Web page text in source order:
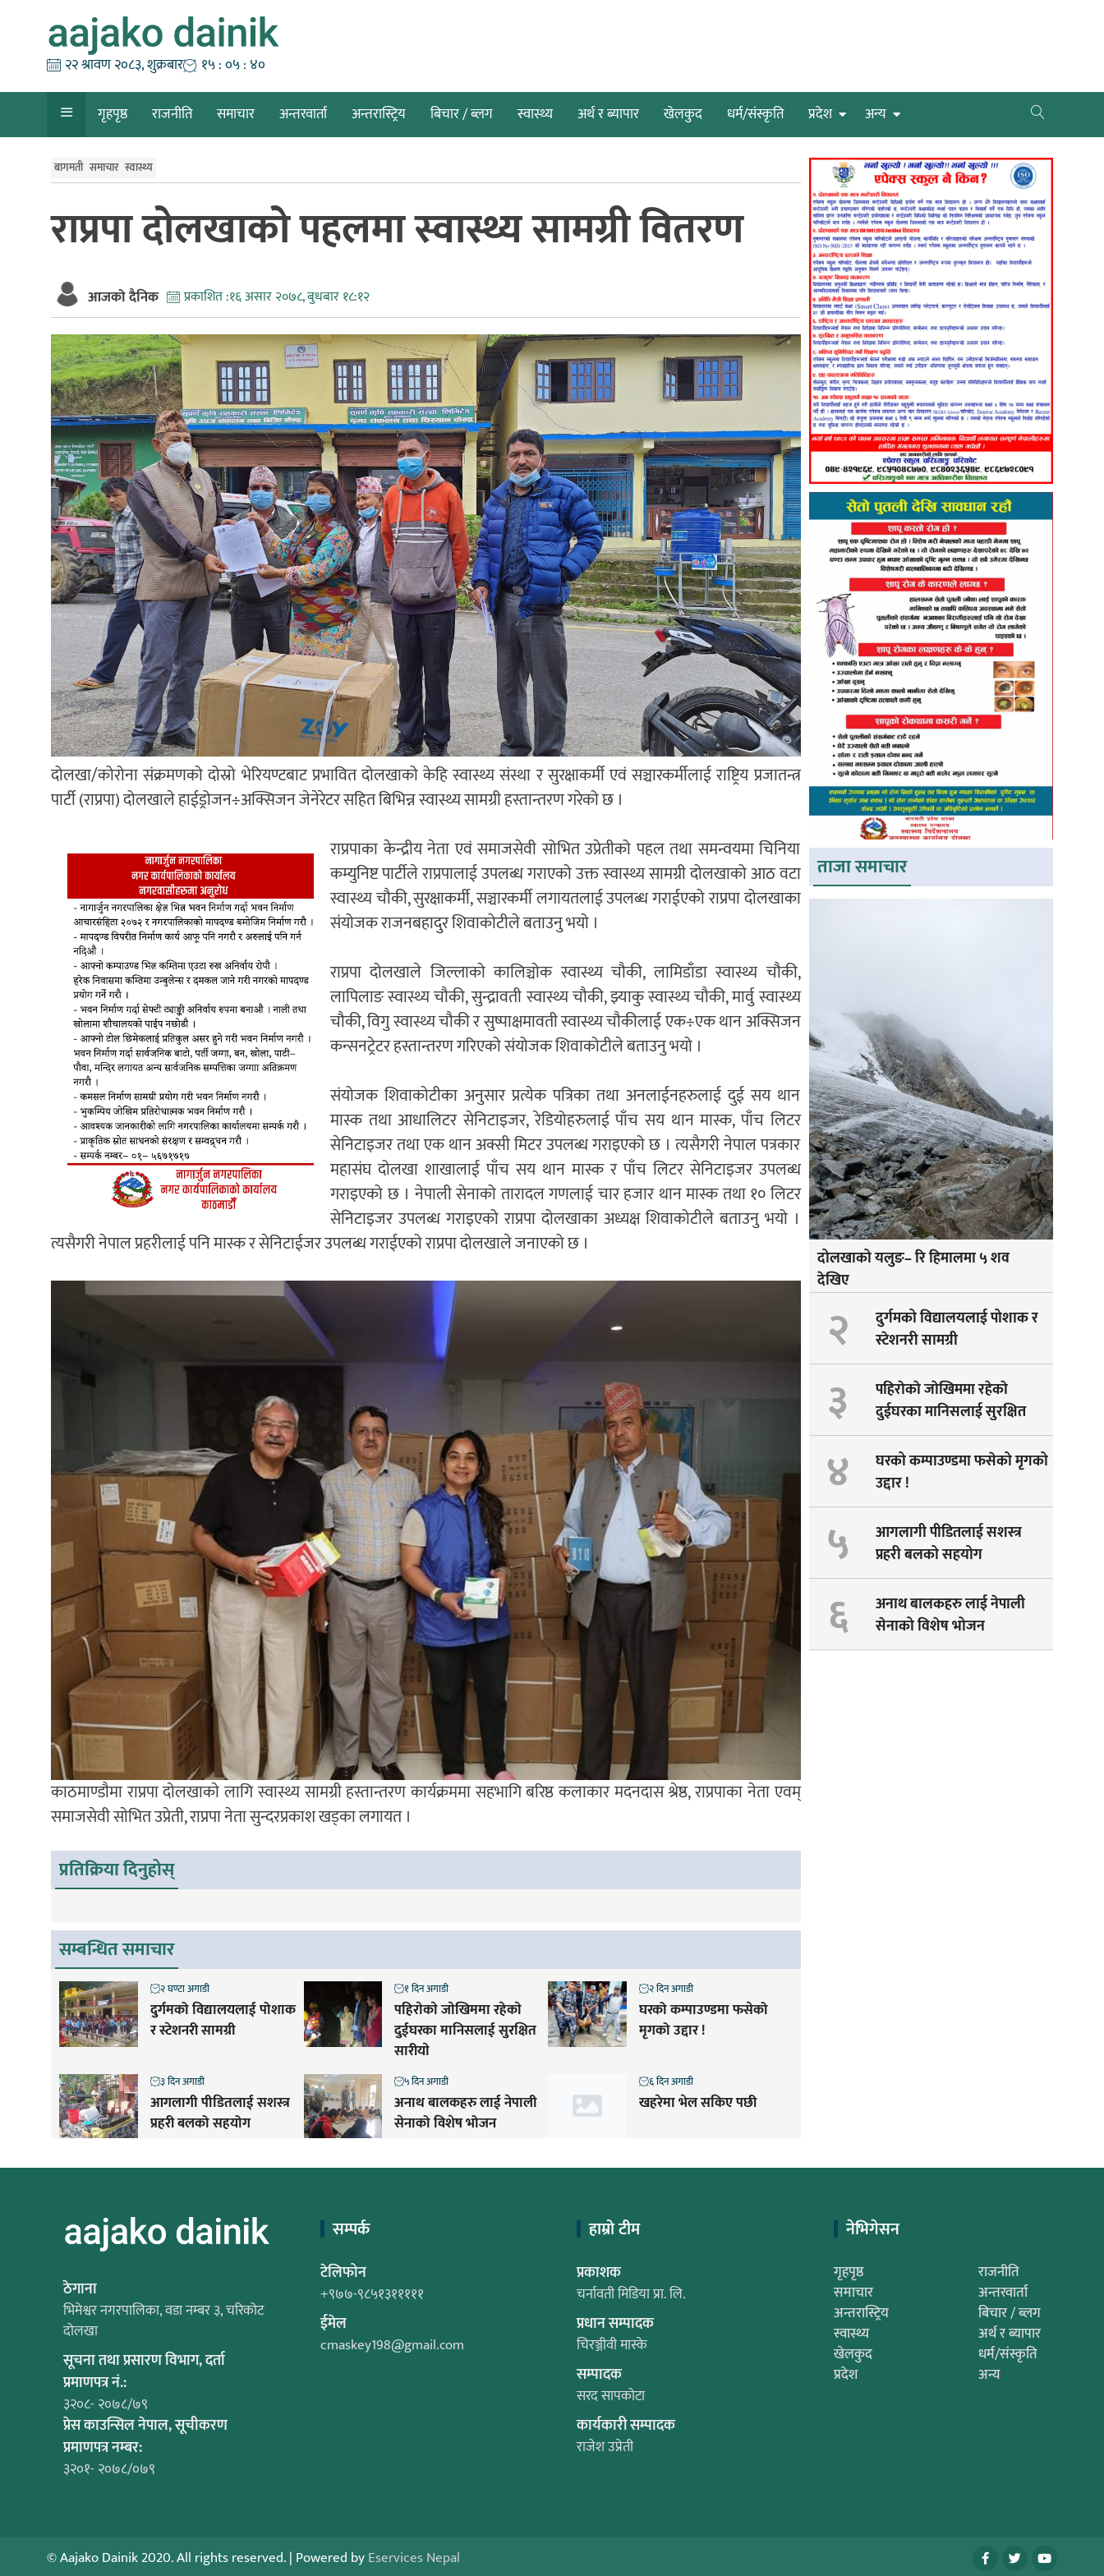
२२ श्रावण २०८३, शुक्रबार १५ : ०५ : ४१
गृहपृष्ठ राजनीति समाचार अन्तरवार्ता अन्तरास्ट्रिय बिचार / ब्लग स्वास्थ्य अर्थ र ब्यापार खेलकुद धर्म/संस्कृति प्रदेश अन्य
बागमती समाचार स्वास्थ्य
राप्रपा दोलखाको पहलमा स्वास्थ्य सामग्री वितरण
आजको दैनिक प्रकाशित :१६ असार २०७८, बुधबार १८:१२
दोलखा/कोरोना संक्रमणको दोस्रो भेरियण्टबाट प्रभावित दोलखाको केहि स्वास्थ्य संस्था र सुरक्षाकर्मी एवं सञ्चारकर्मीलाई राष्ट्रिय प्रजातन्त्र
पार्टी (राप्रपा) दोलखाले हाईड्रोजन÷अक्सिजन जेनेरेटर सहित बिभिन्न स्वास्थ्य सामग्री हस्तान्तरण गरेको छ ।
राप्रपाका केन्द्रीय नेता एवं समाजसेवी सोभित उप्रेतीको पहल तथा समन्वयमा चिनिया
कम्युनिष्ट पार्टीले राप्रपालाई उपलब्ध गराएको उक्त स्वास्थ्य सामग्री दोलखाको आठ वटा
स्वास्थ्य चौकी, सुरक्षाकर्मी, सञ्चारकर्मी लगायतलाई उपलब्ध गराईएको राप्रपा दोलखाका
संयोजक राजनबहादुर शिवाकोटीले बताउनु भयो ।
राप्रपा दोलखाले जिल्लाको कालिञ्चोक स्वास्थ्य चौकी, लामिडाँडा स्वास्थ्य चौकी,
लापिलाङ स्वास्थ्य चौकी, सुन्द्रावती स्वास्थ्य चौकी, झ्याकु स्वास्थ्य चौकी, मार्वु स्वास्थ्य
चौकी, विगु स्वास्थ्य चौकी र सुष्पाक्षमावती स्वास्थ्य चौकीलाई एक÷एक थान अक्सिजन
कन्सनट्रेटर हस्तान्तरण गरिएको संयोजक शिवाकोटीले बताउनु भयो ।
संयोजक शिवाकोटीका अनुसार प्रत्येक पत्रिका तथा अनलाईनहरुलाई दुई सय थान
मास्क तथा आधालिटर सेनिटाइजर, रेडियोहरुलाई पाँच सय थान मास्क, पाँच लिटर
सेनिटाइजर तथा एक थान अक्सी मिटर उपलब्ध गराइएको छ । त्यसैगरी नेपाल पत्रकार
महासंघ दोलखा शाखालाई पाँच सय थान मास्क र पाँच लिटर सेनिटाइजर उपलब्ध
गराइएको छ । नेपाली सेनाको तारादल गणलाई चार हजार थान मास्क तथा १० लिटर
सेनिटाइजर उपलब्ध गराइएको राप्रपा दोलखाका अध्यक्ष शिवाकोटीले बताउनु भयो ।
त्यसैगरी नेपाल प्रहरीलाई पनि मास्क र सेनिटाईजर उपलब्ध गराईएको राप्रपा दोलखाले जनाएको छ ।
काठमाण्डाैमा राप्रपा दाेलखाकाे लागि स्वास्थ्य सामग्री हस्तान्तरण कार्यक्रममा सहभागि बरिष्ठ कलाकार मदनदास श्रेष्ठ, राप्रपाका नेता एवम्
समाजसेवी साेभित उप्रेती, राप्रपा नेता सुन्दरप्रकाश खड्का लगायत ।
प्रतिक्रिया दिनुहोस्
सम्बन्धित समाचार
दुर्गमको विद्यालयलाई पोशाक
र स्टेशनरी सामग्री
२ घण्टा अगाडी
पहिराेकाे जाेखिममा रहेकाे
दुईघरका मानिसलाई सुरक्षित
सारीयाे
१ दिन अगाडी
घरको कम्पाउण्डमा फसेको
मृगको उद्दार !
२ दिन अगाडी
आगलागी पीडितलाई सशस्त्र
प्रहरी बलको सहयोग
३ दिन अगाडी
अनाथ बालकहरु लाई नेपाली
सेनाको विशेष भोजन
५ दिन अगाडी
खहरेमा भेल सकिए पछी
६ दिन अगाडी
ताजा समाचार
दोलखाको यलुङ– रि हिमालमा ५ शव
देखिए
२
दुर्गमको विद्यालयलाई पोशाक र
स्टेशनरी सामग्री
३
पहिराेकाे जाेखिममा रहेकाे
दुईघरका मानिसलाई सुरक्षित
सारीयाे
४
घरको कम्पाउण्डमा फसेको मृगको
उद्दार !
५
आगलागी पीडितलाई सशस्त्र
प्रहरी बलको सहयोग
६
अनाथ बालकहरु लाई नेपाली
सेनाको विशेष भोजन
ठेगाना
भिमेश्वर नगरपालिका, वडा नम्बर ३, चरिकोट
दोलखा
सूचना तथा प्रसारण विभाग, दर्ता
प्रमाणपत्र नं.:
३२०८- २०७८/७९
प्रेस काउन्सिल नेपाल, सूचीकरण
प्रमाणपत्र नम्बर:
३२०१- २०७८/०७९
सम्पर्क
टेलिफोन
+९७७-९८५१३१११११
ईमेल
cmaskey198@gmail.com
हाम्रो टीम
प्रकाशक
चर्नावती मिडिया प्रा. लि.
प्रधान सम्पादक
चिरञ्जीवी मास्के
सम्पादक
सरद सापकोटा
कार्यकारी सम्पादक
राजेश उप्रेती
नेभिगेसन
गृहपृष्ठ
राजनीति
समाचार
अन्तरवार्ता
अन्तरास्ट्रिय
बिचार / ब्लग
स्वास्थ्य
अर्थ र ब्यापार
खेलकुद
धर्म/संस्कृति
प्रदेश
अन्य
© Aajako Dainik 2020. All rights reserved.| Powered byEservices Nepal